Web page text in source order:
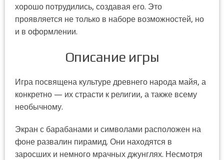
хорошо потрудились, создавая его. Это
проявляется не только в наборе возможностей, но
и в оформлении.
Описание игры
Игра посвящена культуре древнего народа майя, а
конкретно — их страсти к религии, а также всему
необычному.
Экран с барабанами и символами расположен на
фоне развалин пирамид. Они находятся в
заросших и немного мрачных джунглях. Несмотря